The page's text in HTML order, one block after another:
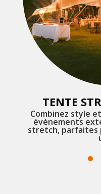
TENTE
Combinez style
événements
stretch, parfaites